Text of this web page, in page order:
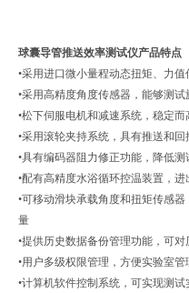
球囊导管推送效率测试仪产品特点
•采用进口微小量程动态扭矩、力
•采用高精度角度传感器，能够测试
•松下伺服电机和减速系统，稳定而
•采用滚轮夹持系统，具有推送和回
•具有编码器阻力修正功能，降低测
•配有高精度水浴循环控温装置，
•可移动滑块承载角度和扭矩传感
量
•提供历史数据备份管理功能，可
•用户多级权限管理，方便实验室
•计算机软件控制系统，可实现测